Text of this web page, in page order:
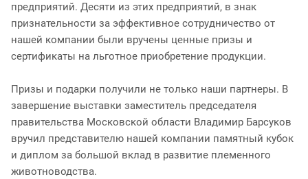
предприятий. Десяти из этих предприятий, в знак
признательности за эффективное сотрудничество от
нашей компании были вручены ценные призы и
сертификаты на льготное приобретение продукции.
Призы и подарки получили не только наши партнеры. В
завершение выставки заместитель председателя
правительства Московской области Владимир Барсуков
вручил представителю нашей компании памятный кубок
и диплом за большой вклад в развитие племенного
животноводства.